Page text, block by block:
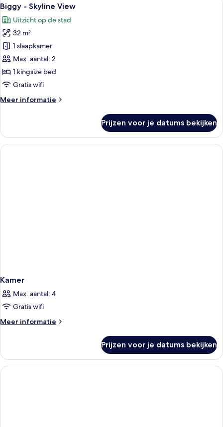
Skyline
View
foto's
voor
Biggy
-
Skyline
View
laden
12
Biggy - Skyline View
Uitzicht op de stad
32 m²
1 slaapkamer
Max. aantal: 2
1 kingsize bed
Gratis wifi
Meer informatie
Meer
-
Skyline
View
Prijzen voor je datums bekijken
Kamer
Max. aantal: 4
Gratis wifi
Meer informatie
Meer
Prijzen voor je datums bekijken